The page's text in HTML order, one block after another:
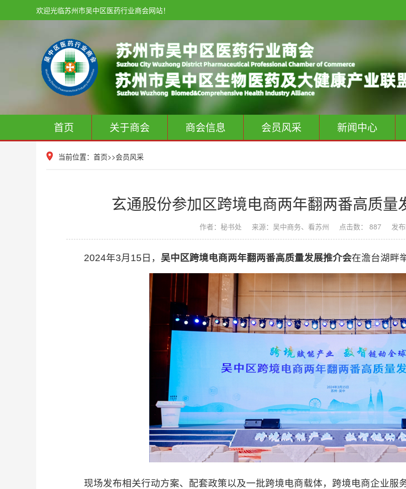
欢迎光临苏州市吴中区医药行业商会网站！
首页 关于商会 商会信息 会员风采 新闻中心
当前位置： 首页>>会员风采
玄通股份参加区跨境电商两年翻两番高质量
作者：秘书处 来源：吴中商务、看苏州 点击数： 887 发
2024年3月15日， 吴中区跨境电商两年翻两番高质量发展推介会在澹台湖畔
现场发布相关行动方案、配套政策以及一批跨境电商载体，跨境电商企业服